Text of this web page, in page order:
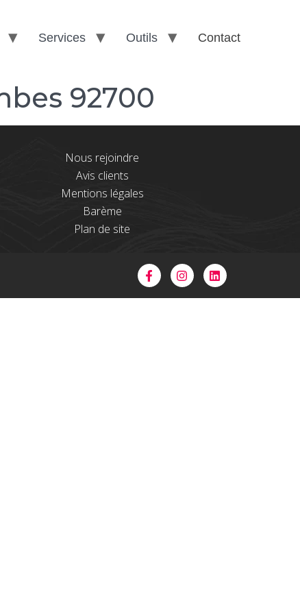
Services Outils Contact
92700
Nous rejoindre
Avis clients
Mentions légales
Barème
Plan de site